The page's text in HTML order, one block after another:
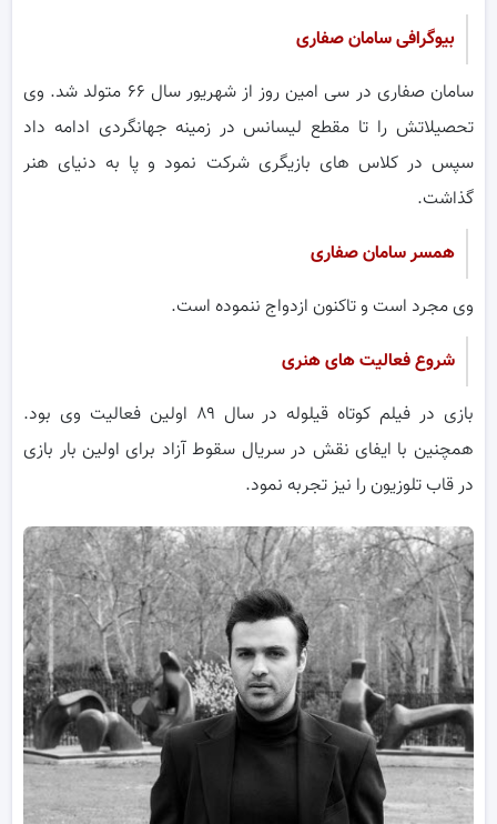
بیوگرافی سامان صفاری
سامان صفاری در سی امین روز از شهریور سال ۶۶ متولد شد. وی
تحصیلاتش را تا مقطع لیسانس در زمینه جهانگردی ادامه داد
سپس در کلاس های بازیگری شرکت نمود و پا به دنیای هنر
گذاشت.
همسر سامان صفاری
وی مجرد است و تاکنون ازدواج ننموده است.
شروع فعالیت های هنری
بازی در فیلم کوتاه قیلوله در سال ۸۹ اولین فعالیت وی بود.
همچنین با ایفای نقش در سریال سقوط آزاد برای اولین بار بازی
در قاب تلوزیون را نیز تجربه نمود.